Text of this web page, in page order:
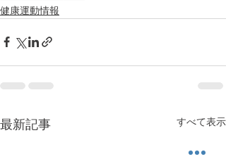
健康運動情報
最新記事 すべて表示